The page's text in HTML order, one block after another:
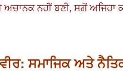
ਅਚਾਨਕ ਨਹੀਂ ਬਣੀ, ਸਗੋਂ ਅਜਿਹਾ
ਸਮਾਜਿਕ ਅਤੇ